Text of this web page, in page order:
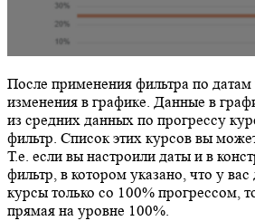
После применения фильтра по датам
изменения в графике. Данные в
из средних данных по прогрессу
фильтр. Список этих курсов вы
Т.е. если вы настроили даты и в
фильтр, в котором указано, что у
курсы только со 100% прогрессом,
прямая на уровне 100%.